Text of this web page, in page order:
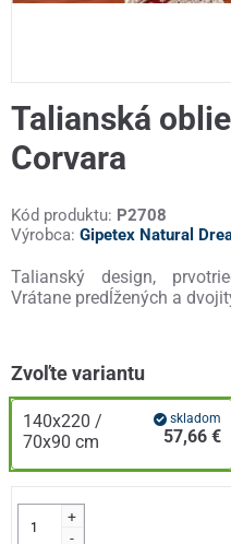
Talianská
Corvara
Kód produktu: P2708
Výrobca: Gipetex Natural
Talianský design,
Vrátane predĺžených a
Zvoľte variantu
140x220 /
70x90 cm
skladom
57,66 €
+
-